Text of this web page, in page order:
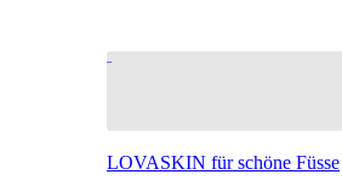
LOVASKIN für schöne Füsse